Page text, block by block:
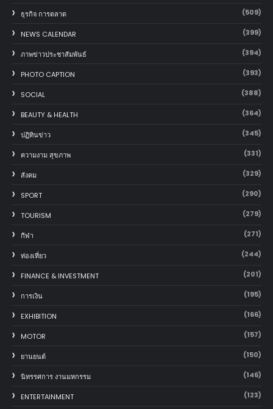
ธุรกิจ การตลาด (509)
NEWS CALENDAR (399)
ภาพข่าวประชาสัมพันธ์ (394)
PHOTO CAPTION (393)
SOCIAL (388)
BEAUTY & HEALTH (364)
ปฏิทินข่าว (345)
ความงาม สุขภาพ (331)
สังคม (329)
SPORT (290)
TOURISM (279)
กีฬา (271)
ท่องเที่ยว (244)
FINANCE & INVESTMENT (201)
การเงิน (195)
EXHIBITION (166)
MOTOR (157)
‎ยานยนต์‎ (150)
นิทรรศการ งานมหกรรม (146)
ENTERTAINMENT (123)